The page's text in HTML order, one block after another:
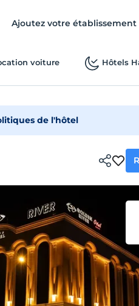
Ajoutez votre établissement
voiture Hôtels
de l'hôtel